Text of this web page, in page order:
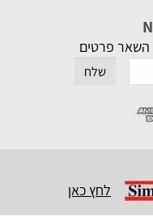
השאר פרטים
לחץ כאן